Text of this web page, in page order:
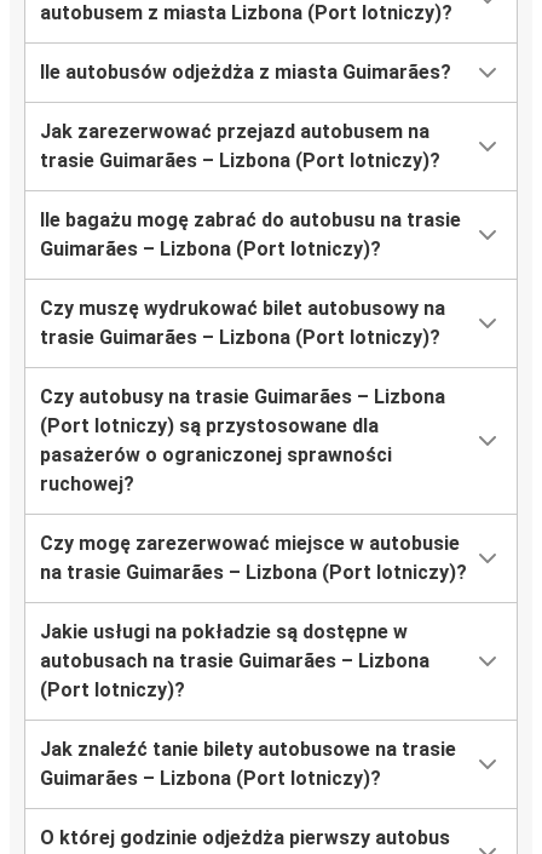
autobusem z miasta Lizbona (Port lotniczy)?
Ile autobusów odjeżdża z miasta Guimarães?
Jak zarezerwować przejazd autobusem na
trasie Guimarães – Lizbona (Port lotniczy)?
Ile bagażu mogę zabrać do autobusu na trasie
Guimarães – Lizbona (Port lotniczy)?
Czy muszę wydrukować bilet autobusowy na
trasie Guimarães – Lizbona (Port lotniczy)?
Czy autobusy na trasie Guimarães – Lizbona
(Port lotniczy) są przystosowane dla
pasażerów o ograniczonej sprawności
ruchowej?
Czy mogę zarezerwować miejsce w autobusie
na trasie Guimarães – Lizbona (Port lotniczy)?
Jakie usługi na pokładzie są dostępne w
autobusach na trasie Guimarães – Lizbona
(Port lotniczy)?
Jak znaleźć tanie bilety autobusowe na trasie
Guimarães – Lizbona (Port lotniczy)?
O której godzinie odjeżdża pierwszy autobus